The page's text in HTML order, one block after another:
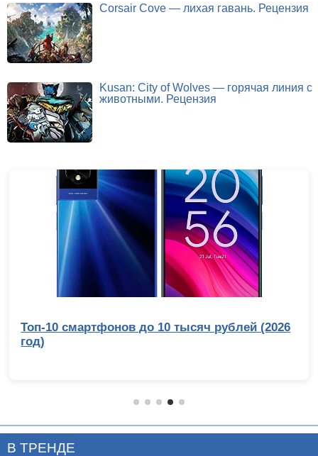
Corsair Cove — лихая гавань. Рецензия
Kusan: City of Wolves — горячая линия с
животными. Рецензия
Топ-10 смартфонов до 10 тысяч рублей (2026
год)
В ТРЕНДЕ